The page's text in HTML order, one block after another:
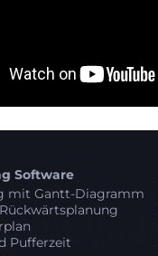
Software
mit Gantt-Diagramm
Pufferzeit